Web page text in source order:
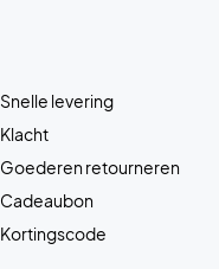
Snelle levering
Klacht
Goederen retourneren
Cadeaubon
Kortingscode